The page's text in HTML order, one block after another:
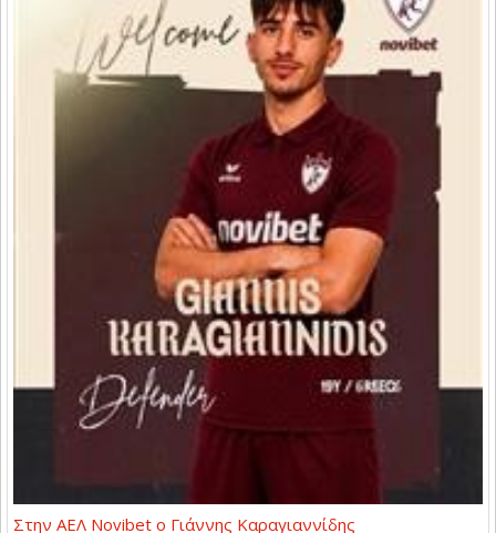
Στην ΑΕΛ Novibet ο Γιάννης Καραγιαννίδης